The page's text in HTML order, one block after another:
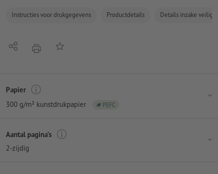
Instructies voor drukgegevens Productdetails Details inzake
Delen afdrukkenOp de lijst
Papier
300 g/m² kunstdrukpapier
PEFC
Aantal pagina's
2-zijdig